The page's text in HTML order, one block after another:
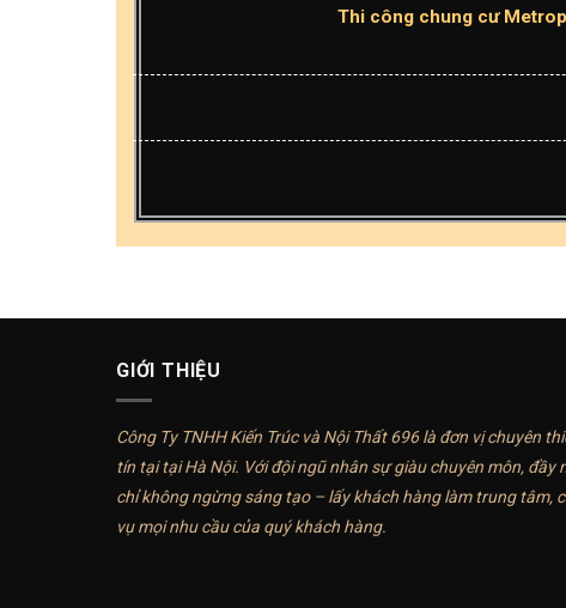
Thi công chung cư
GIỚI THIỆU
Công Ty TNHH Kiến Trúc và Nội Thất 696 là đơn vị chuyên
tín tại tại Hà Nội. Với đội ngũ nhân sự giàu chuyên môn, đầy
chỉ không ngừng sáng tạo – lấy khách hàng làm trung tâm,
vụ mọi nhu cầu của quý khách hàng.